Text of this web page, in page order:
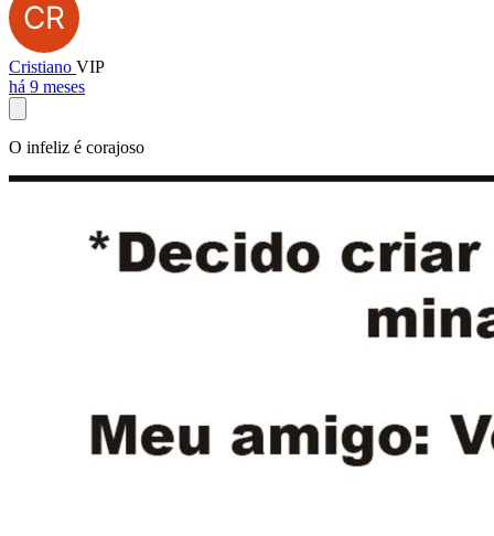
Cristiano VIP
há 9 meses
O infeliz é corajoso